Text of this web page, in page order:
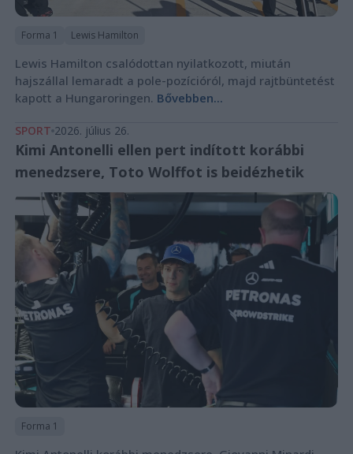
Forma 1 Lewis Hamilton
Lewis Hamilton csalódottan nyilatkozott, miután
hajszállal lemaradt a pole-pozícióról, majd rajtbüntetést
kapott a Hungaroringen. Bővebben...
SPORT 2026. július 26.
Kimi Antonelli ellen pert indított korábbi
menedzsere, Toto Wolffot is beidézhetik
Forma 1